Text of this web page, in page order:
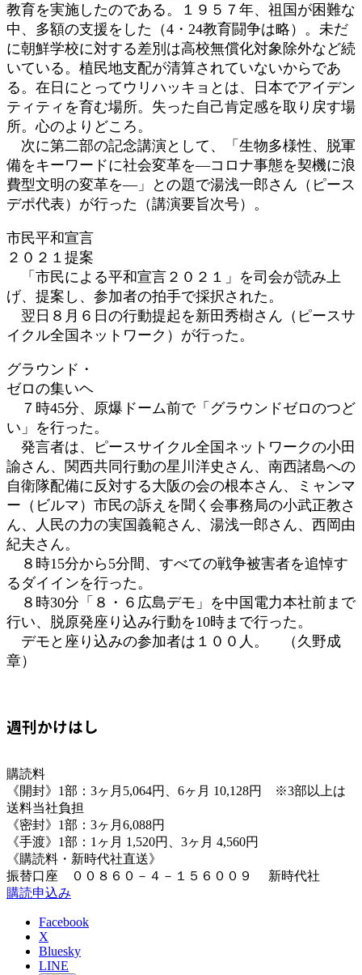
教育を実施したのである。１９５７年、祖国が困難な
中、多額の支援をした（4・24教育闘争は略）。未だ
に朝鮮学校に対する差別は高校無償化対象除外など続
いている。植民地支配が清算されていないからであ
る。在日にとってウリハッキョとは、日本でアイデン
ティティを育む場所。失った自己肯定感を取り戻す場
所。心のよりどころ。
次に第二部の記念講演として、「生物多様性、脱軍
備をキーワードに社会変革を―コロナ事態を契機に浪
費型文明の変革を―」との題で湯浅一郎さん（ピース
デポ代表）が行った（講演要旨次号）。
市民平和宣言
２０２１提案
「市民による平和宣言２０２１」を司会が読み上
げ、提案し、参加者の拍手で採択された。
翌日８月６日の行動提起を新田秀樹さん（ピースサ
イクル全国ネットワーク）が行った。
グラウンド・
ゼロの集いヘ
７時45分、原爆ドーム前で「グラウンドゼロのつど
い」を行った。
発言者は、ピースサイクル全国ネットワークの小田
諭さん、関西共同行動の星川洋史さん、南西諸島への
自衛隊配備に反対する大阪の会の根本さん、ミャンマ
ー（ビルマ）市民の訴えを聞く会事務局の小武正教さ
ん、人民の力の実国義範さん、湯浅一郎さん、西岡由
紀夫さん。
８時15分から5分間、すべての戦争被害者を追悼す
るダイインを行った。
８時30分「８・６広島デモ」を中国電力本社前まで
行い、脱原発座り込み行動を10時まで行った。
デモと座り込みの参加者は１００人。 （久野成
章）
週刊かけはし
購読料
《開封》1部：3ヶ月5,064円、6ヶ月 10,128円 ※3部以上は
送料当社負担
《密封》1部：3ヶ月6,088円
《手渡》1部：1ヶ月 1,520円、3ヶ月 4,560円
《購読料・新時代社直送》
振替口座 ００８６０－４－１５６００９ 新時代社
購読申込み
Facebook
X
Bluesky
LINE